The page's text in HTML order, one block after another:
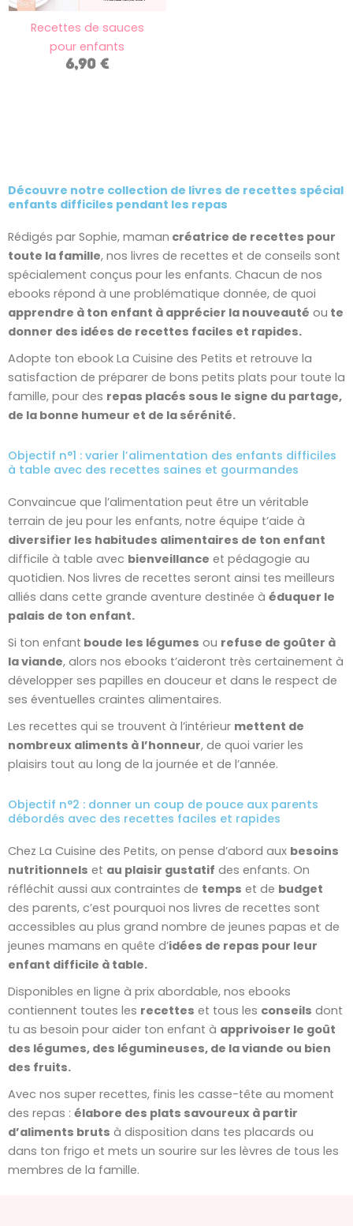
Recettes de sauces
pour enfants
6,90€
Découvre notre collection de livres de recettes spécial
enfants difficiles pendant les repas
Rédigés par Sophie, maman créatrice de recettes pour
toute la famille, nos livres de recettes et de conseils sont
spécialement conçus pour les enfants. Chacun de nos
ebooks répond à une problématique donnée, de quoi
apprendre à ton enfant à apprécier la nouveauté ou te
donner des idées de recettes faciles et rapides.
Adopte ton ebook La Cuisine des Petits et retrouve la
satisfaction de préparer de bons petits plats pour toute la
famille, pour des repas placés sous le signe du partage,
de la bonne humeur et de la sérénité.
Objectif n°1 : varier l’alimentation des enfants difficiles
à table avec des recettes saines et gourmandes
Convaincue que l’alimentation peut être un véritable
terrain de jeu pour les enfants, notre équipe t’aide à
diversifier les habitudes alimentaires de ton enfant
difficile à table avec bienveillance et pédagogie au
quotidien. Nos livres de recettes seront ainsi tes meilleurs
alliés dans cette grande aventure destinée à éduquer le
palais de ton enfant.
Si ton enfant boude les légumes ou refuse de goûter à
la viande, alors nos ebooks t’aideront très certainement à
développer ses papilles en douceur et dans le respect de
ses éventuelles craintes alimentaires.
Les recettes qui se trouvent à l’intérieur mettent de
nombreux aliments à l’honneur, de quoi varier les
plaisirs tout au long de la journée et de l’année.
Objectif n°2 : donner un coup de pouce aux parents
débordés avec des recettes faciles et rapides
Chez La Cuisine des Petits, on pense d’abord aux besoins
nutritionnels et au plaisir gustatif des enfants. On
réfléchit aussi aux contraintes de temps et de budget
des parents, c’est pourquoi nos livres de recettes sont
accessibles au plus grand nombre de jeunes papas et de
jeunes mamans en quête d’idées de repas pour leur
enfant difficile à table.
Disponibles en ligne à prix abordable, nos ebooks
contiennent toutes les recettes et tous les conseils dont
tu as besoin pour aider ton enfant à apprivoiser le goût
des légumes, des légumineuses, de la viande ou bien
des fruits.
Avec nos super recettes, finis les casse-tête au moment
des repas : élabore des plats savoureux à partir
d’aliments bruts à disposition dans tes placards ou
dans ton frigo et mets un sourire sur les lèvres de tous les
membres de la famille.